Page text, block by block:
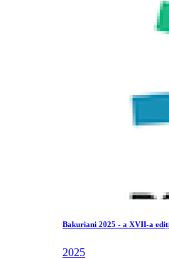
Bakuriani 2025 - a XVII-a
2025